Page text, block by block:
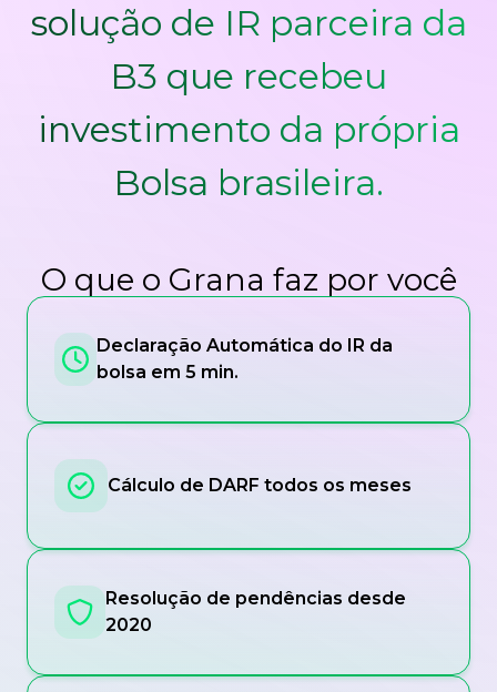
solução de IR parceira da
B3 que recebeu
investimento da própria
Bolsa brasileira.
O que o Grana faz por você
Declaração Automática do IR da
bolsa em 5 min.
Cálculo de DARF todos os meses
Resolução de pendências desde
2020